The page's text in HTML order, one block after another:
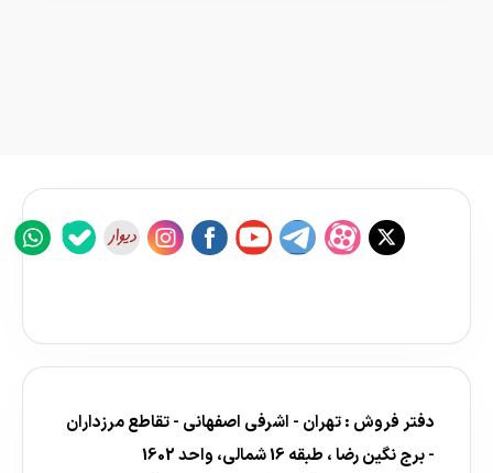
دفتر فروش : تهران - اشرفی اصفهانی - تقاطع مرزداران
- برج نگین رضا ، طبقه 16 شمالی، واحد 1602